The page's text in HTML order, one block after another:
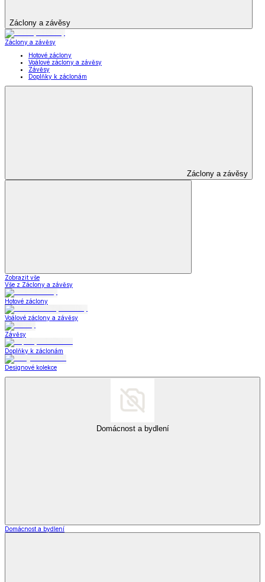
Záclony a závěsy
Záclony a závěsy
Hotové záclony
Voálové záclony a závěsy
Závěsy
Doplňky k záclonám
Záclony a závěsy
Zobrazit vše
Vše z Záclony a závěsy
Hotové záclony
Voálové záclony a závěsy
Závěsy
Doplňky k záclonám
Designové kolekce
Domácnost a bydlení
Domácnost a bydlení